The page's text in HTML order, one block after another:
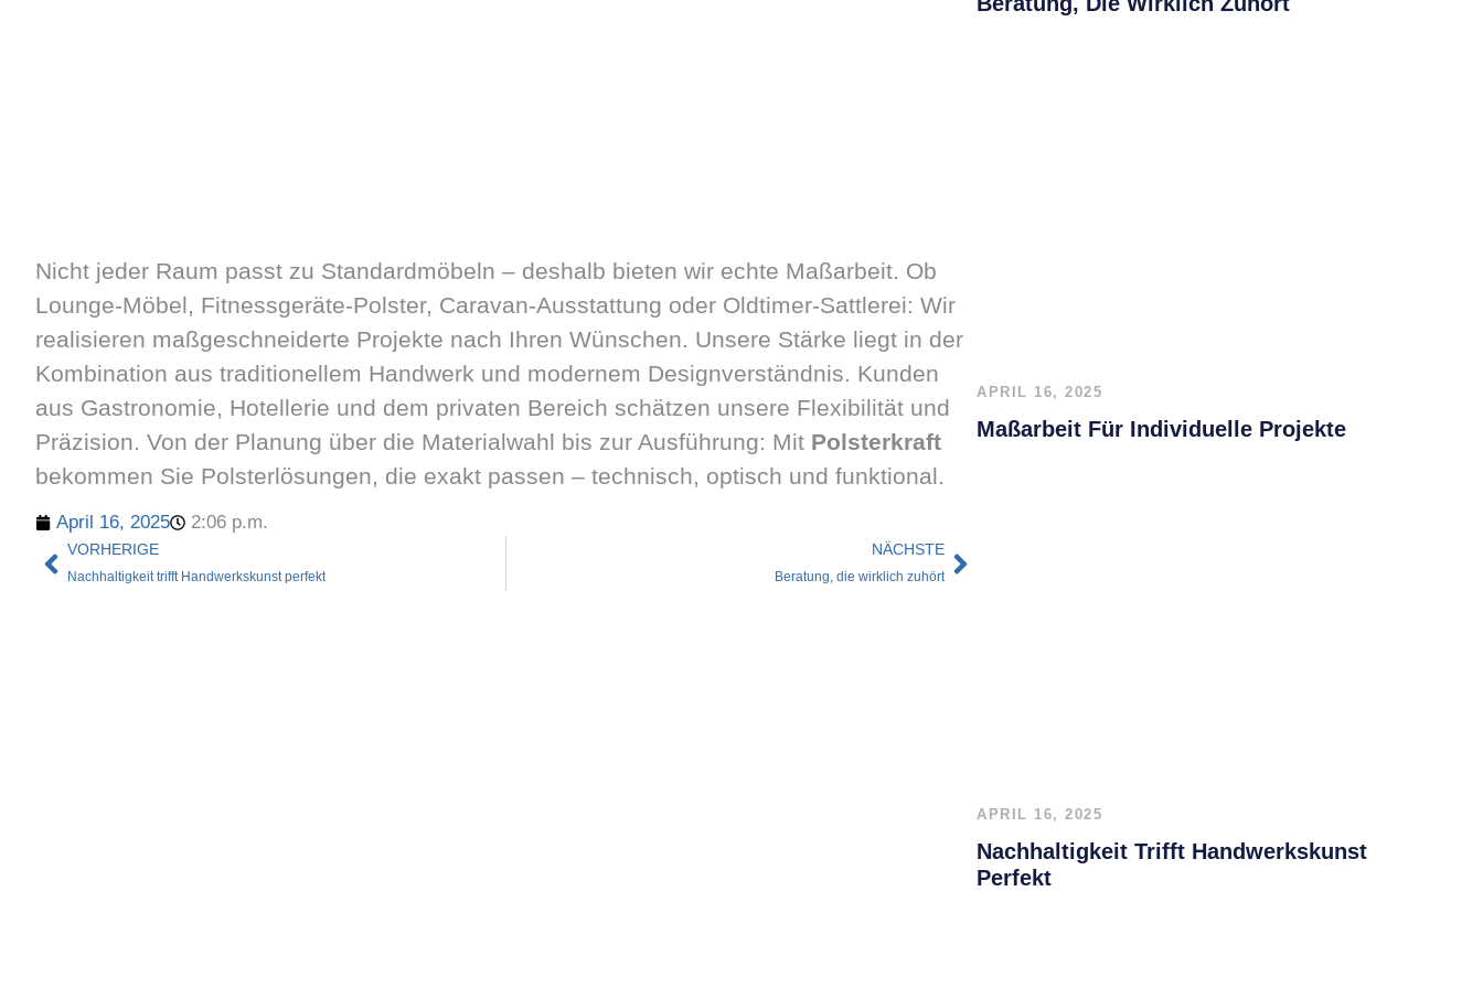
Nicht jeder Raum passt zu Standardmöbeln – deshalb bieten wir echte Maßarbeit. Ob
Lounge-Möbel, Fitnessgeräte-Polster, Caravan-Ausstattung oder Oldtimer-Sattlerei: Wir
realisieren maßgeschneiderte Projekte nach Ihren Wünschen. Unsere Stärke liegt in der
Kombination aus traditionellem Handwerk und modernem Designverständnis. Kunden
aus Gastronomie, Hotellerie und dem privaten Bereich schätzen unsere Flexibilität und
Präzision. Von der Planung über die Materialwahl bis zur Ausführung: Mit Polsterkraft
bekommen Sie Polsterlösungen, die exakt passen – technisch, optisch und funktional.
April 16, 2025 2:06 p.m.
VORHERIGE
Nachhaltigkeit trifft Handwerkskunst perfekt
NÄCHSTE
Beratung, die wirklich zuhört
APRIL 16, 2025
Maßarbeit Für Individuelle Projekte
APRIL 16, 2025
Nachhaltigkeit Trifft Handwerkskunst
Perfekt